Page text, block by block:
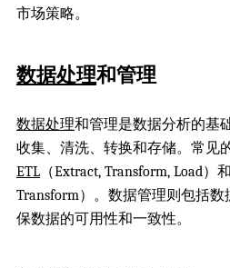
市场策略。
数据处理和管理
数据处理和管理是数据分析的基础
收集、清洗、转换和存储。常见
ETL （Extract, Transform, Load）
Transform）。数据管理则包括数
保数据的可用性和一致性。